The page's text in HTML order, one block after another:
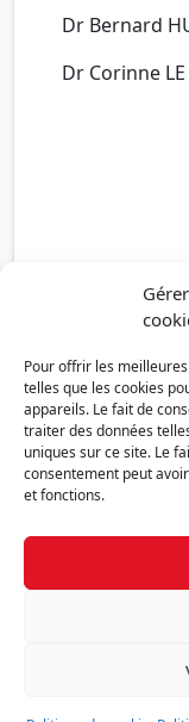
Pour offrir les
telles que les cookies
appareils. Le fait de
traiter des données
uniques sur ce site. Le
consentement peut
et fonctions.
Dr Bernard
Dr Corinne
Politique